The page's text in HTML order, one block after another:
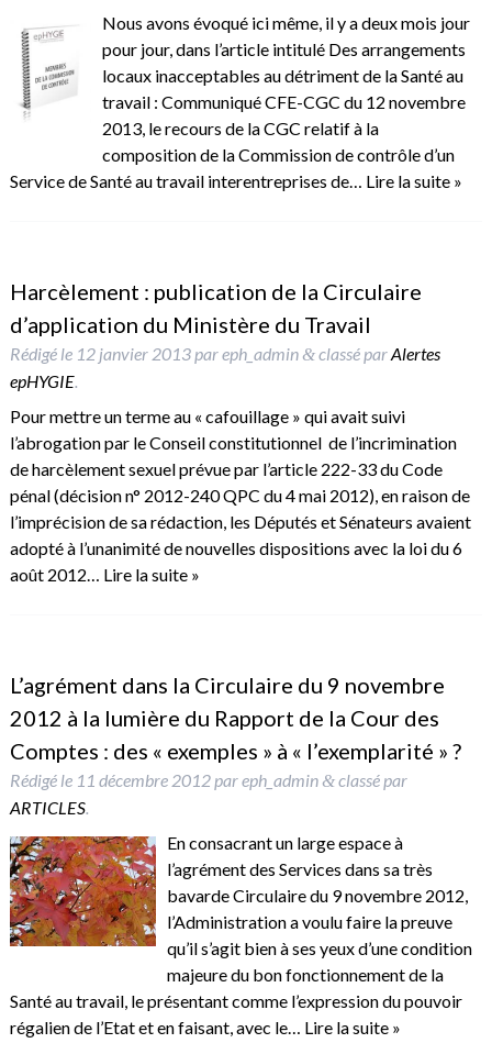
Nous avons évoqué ici même, il y a deux mois jour
pour jour, dans l’article intitulé Des arrangements
locaux inacceptables au détriment de la Santé au
travail : Communiqué CFE-CGC du 12 novembre
2013, le recours de la CGC relatif à la
composition de la Commission de contrôle d’un
Service de Santé au travail interentreprises de… Lire la suite »
Harcèlement : publication de la Circulaire
d’application du Ministère du Travail
Rédigé le 12 janvier 2013pareph_admin &classé parAlertes
epHYGIE.
Pour mettre un terme au « cafouillage » qui avait suivi
l’abrogation par le Conseil constitutionnel de l’incrimination
de harcèlement sexuel prévue par l’article 222-33 du Code
pénal (décision n° 2012-240 QPC du 4 mai 2012), en raison de
l’imprécision de sa rédaction, les Députés et Sénateurs avaient
adopté à l’unanimité de nouvelles dispositions avec la loi du 6
août 2012… Lire la suite »
L’agrément dans la Circulaire du 9 novembre
2012 à la lumière du Rapport de la Cour des
Comptes : des « exemples » à « l’exemplarité » ?
Rédigé le 11 décembre 2012pareph_admin &classé par
ARTICLES.
En consacrant un large espace à
l’agrément des Services dans sa très
bavarde Circulaire du 9 novembre 2012,
l’Administration a voulu faire la preuve
qu’il s’agit bien à ses yeux d’une condition
majeure du bon fonctionnement de la
Santé au travail, le présentant comme l’expression du pouvoir
régalien de l’Etat et en faisant, avec le… Lire la suite »